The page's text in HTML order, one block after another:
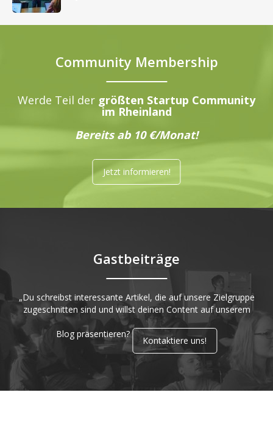
Community Membership
Werde Teil der größten Startup Community
im Rheinland
Bereits ab 10 €/Monat!
Jetzt informieren!
Gastbeiträge
„Du schreibst interessante Artikel, die auf unsere Zielgruppe
zugeschnitten sind und willst deinen Content auf unserem
Blog präsentieren?
Kontaktiere uns!